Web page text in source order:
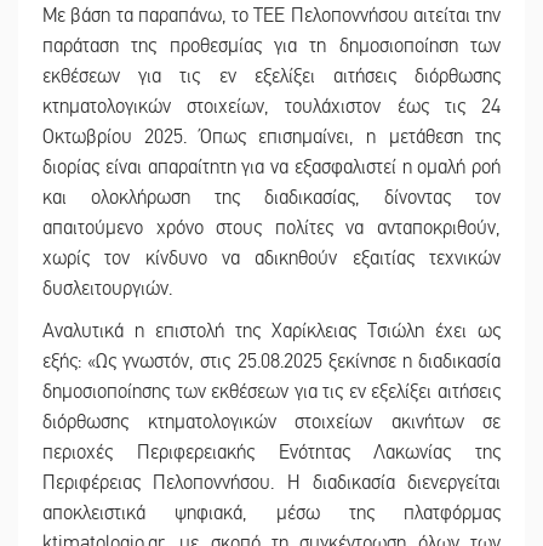
Με βάση τα παραπάνω, το ΤΕΕ Πελοποννήσου αιτείται την
παράταση της προθεσμίας για τη δημοσιοποίηση των
εκθέσεων για τις εν εξελίξει αιτήσεις διόρθωσης
κτηματολογικών στοιχείων, τουλάχιστον έως τις 24
Οκτωβρίου 2025. Όπως επισημαίνει, η μετάθεση της
διορίας είναι απαραίτητη για να εξασφαλιστεί η ομαλή ροή
και ολοκλήρωση της διαδικασίας, δίνοντας τον
απαιτούμενο χρόνο στους πολίτες να ανταποκριθούν,
χωρίς τον κίνδυνο να αδικηθούν εξαιτίας τεχνικών
δυσλειτουργιών.
Αναλυτικά η επιστολή της Χαρίκλειας Τσιώλη έχει ως
εξής: «Ως γνωστόν, στις 25.08.2025 ξεκίνησε η διαδικασία
δημοσιοποίησης των εκθέσεων για τις εν εξελίξει αιτήσεις
διόρθωσης κτηματολογικών στοιχείων ακινήτων σε
περιοχές Περιφερειακής Ενότητας Λακωνίας της
Περιφέρειας Πελοποννήσου. Η διαδικασία διενεργείται
αποκλειστικά ψηφιακά, μέσω της πλατφόρμας